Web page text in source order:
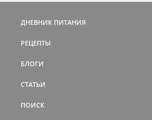
ДНЕВНИК ПИТАНИЯ
РЕЦЕПТЫ
БЛОГИ
СТАТЬИ
ПОИСК